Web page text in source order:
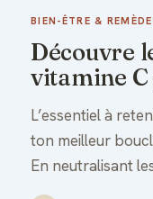
BIEN-ÊTRE &
Découvre
vitamine C
L’essentiel à
ton meilleur
En neutralisant